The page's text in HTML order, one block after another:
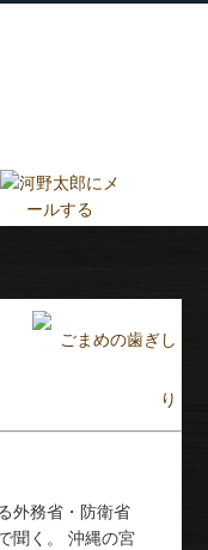
外務省・防衛省
聞く。 沖縄の宮